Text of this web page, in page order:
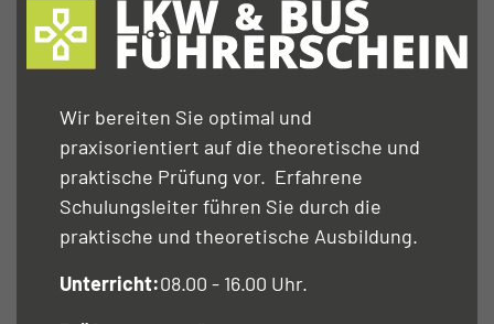
Wir bereiten Sie optimal und
praxisorientiert auf die theoretische und
praktische Prüfung vor. Erfahrene
Schulungsleiter führen Sie durch die
praktische und theoretische Ausbildung.
Unterricht:08.00 - 16.00 Uhr.